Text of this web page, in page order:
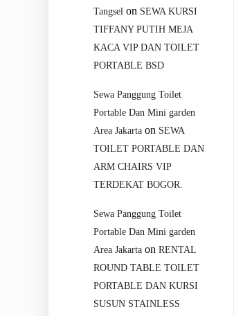
Tangsel on SEWA KURSI
TIFFANY PUTIH MEJA
KACA VIP DAN TOILET
PORTABLE BSD
Sewa Panggung Toilet
Portable Dan Mini garden
Area Jakarta on SEWA
TOILET PORTABLE DAN
ARM CHAIRS VIP
TERDEKAT BOGOR.
Sewa Panggung Toilet
Portable Dan Mini garden
Area Jakarta onRENTAL
ROUND TABLE TOILET
PORTABLE DAN KURSI
SUSUN STAINLESS